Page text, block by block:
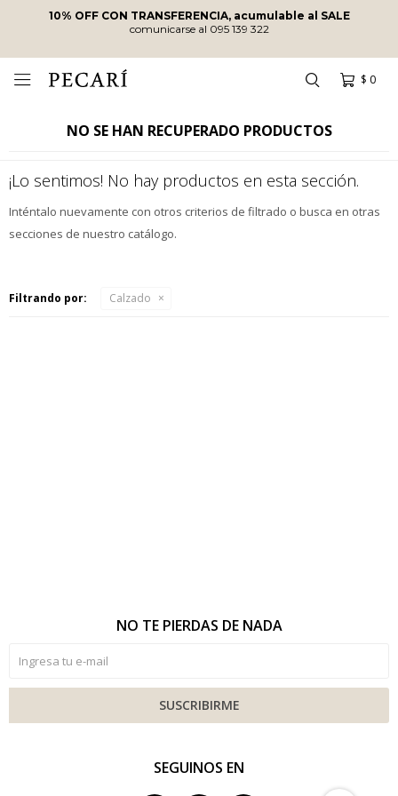
10% OFF CON TRANSFERENCIA, acumulable al SALE
comunicarse al 095 139 322
$ 0

NO SE HAN RECUPERADO PRODUCTOS
¡Lo sentimos! No hay productos en esta sección.
Inténtalo nuevamente con otros criterios de filtrado o busca en otras
secciones de nuestro catálogo.
Filtrando por: Calzado
SEGUINOS EN
NO TE PIERDAS DE NADA
SUSCRIBIRME